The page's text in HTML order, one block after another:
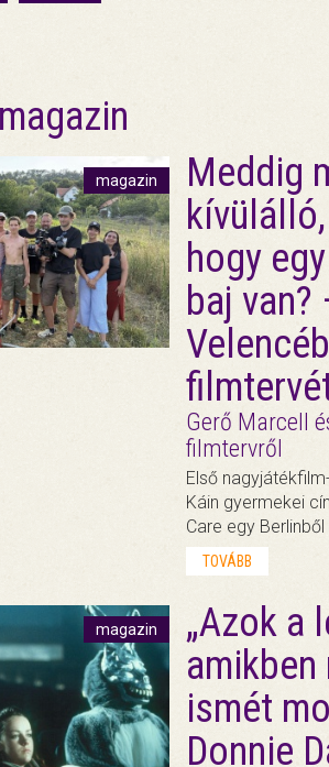
magazin
Meddig
hogy
baj van?
Gerő Marcell
filmtervről
Első
Káin gyermekei
Care egy
TOVÁBB
magazin
„Azok a
amikben
ismét
Donnie